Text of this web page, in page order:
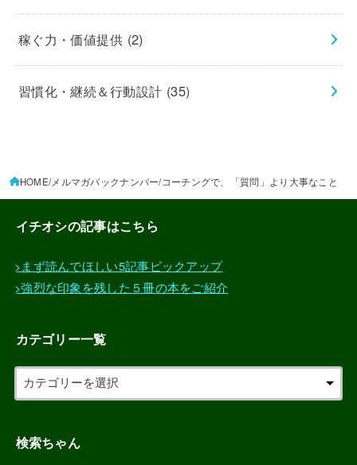
稼ぐ力・価値提供 (2)
習慣化・継続＆行動設計 (35)
HOME メルマガバックナンバー コーチングで、「質問」より大事なこと
イチオシの記事はこちら
>まず読んでほしい5記事ピックアップ
>強烈な印象を残した５冊の本をご紹介
カテゴリー一覧
検索ちゃん